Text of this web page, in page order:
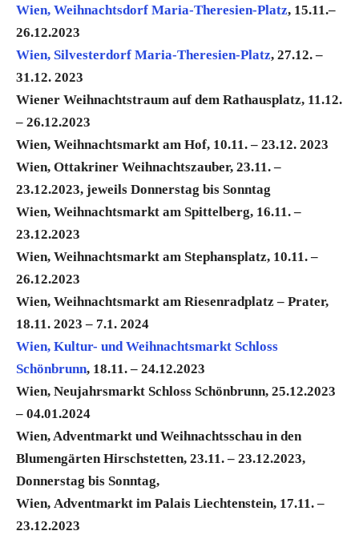
Wien, Weihnachtsdorf Maria-Theresien-Platz, 15.11.–
26.12.2023
Wien, Silvesterdorf Maria-Theresien-Platz, 27.12. –
31.12. 2023
Wiener Weihnachtstraum auf dem Rathausplatz, 11.12.
– 26.12.2023
Wien, Weihnachtsmarkt am Hof, 10.11. – 23.12. 2023
Wien, Ottakriner Weihnachtszauber, 23.11. –
23.12.2023, jeweils Donnerstag bis Sonntag
Wien, Weihnachtsmarkt am Spittelberg, 16.11. –
23.12.2023
Wien, Weihnachtsmarkt am Stephansplatz, 10.11. –
26.12.2023
Wien, Weihnachtsmarkt am Riesenradplatz – Prater,
18.11. 2023 – 7.1. 2024
Wien, Kultur- und Weihnachtsmarkt Schloss
Schönbrunn, 18.11. – 24.12.2023
Wien, Neujahrsmarkt Schloss Schönbrunn, 25.12.2023
– 04.01.2024
Wien, Adventmarkt und Weihnachtsschau in den
Blumengärten Hirschstetten, 23.11. – 23.12.2023,
Donnerstag bis Sonntag,
Wien, Adventmarkt im Palais Liechtenstein, 17.11. –
23.12.2023